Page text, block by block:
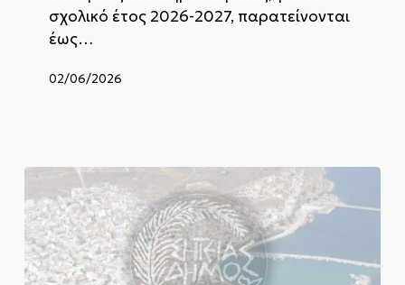
σχολικό
έτος
2027
σχολικό έτος 2026-2027, παρατείνονται
έως…
02/06/2026